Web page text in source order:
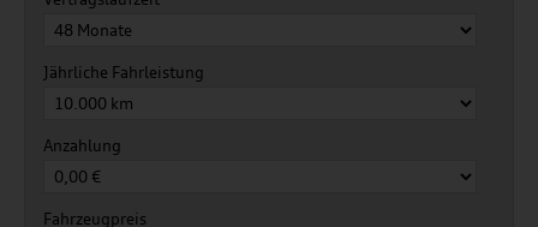
Jährliche Fahrleistung
Anzahlung
Fahrzeugpreis